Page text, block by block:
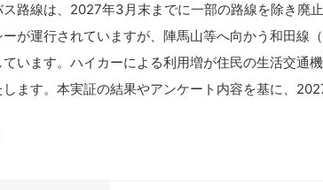
路線は、2027年3月末までに一部の路線を除き廃
が運行されていますが、陣馬山等へ向かう和田線
います。ハイカーによる利用増が住民の生活交通
ます。本実証の結果やアンケート内容を基に、